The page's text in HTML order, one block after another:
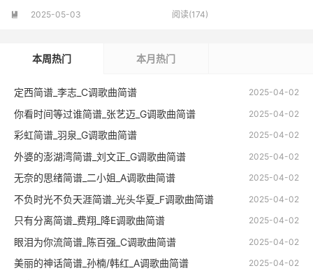
 2025-05-03 阅读(174)
本周热门 本月热门
2025-04-02
定西简谱_李志_C调歌曲简谱
2025-04-02
你看时间等过谁简谱_张艺迈_G调歌曲简谱
2025-04-02
彩虹简谱_羽泉_G调歌曲简谱
2025-04-02
外婆的澎湖湾简谱_刘文正_G调歌曲简谱
2025-04-02
无奈的思绪简谱_二小姐_A调歌曲简谱
2025-04-02
不负时光不负天涯简谱_光头华夏_F调歌曲简谱
2025-04-02
只有分离简谱_费翔_降E调歌曲简谱
2025-04-02
眼泪为你流简谱_陈百强_C调歌曲简谱
2025-04-02
美丽的神话简谱_孙楠/韩红_A调歌曲简谱